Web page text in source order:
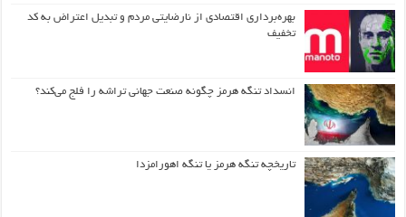
بهره‌برداری اقتصادی از نارضایتی مردم و تبدیل اعتراض به کد
تخفیف
انسداد تنگه هرمز چگونه صنعت جهانی تراشه را فلج می‌کند؟
تاریخچه تنگه هرمز یا تنگه اهورامزدا